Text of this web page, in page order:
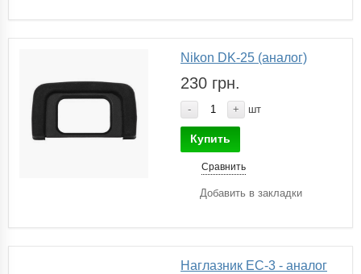
Nikon DK-25 (аналог)
230 грн.
- + шт
Купить
Сравнить
Добавить в закладки
Наглазник EC-3 - аналог